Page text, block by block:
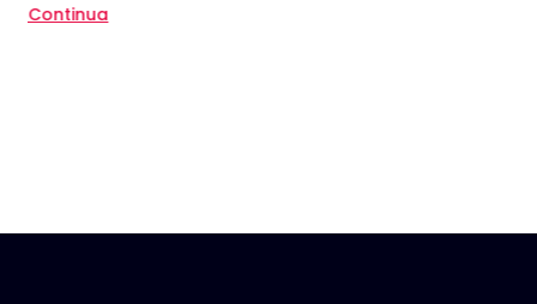
Continua